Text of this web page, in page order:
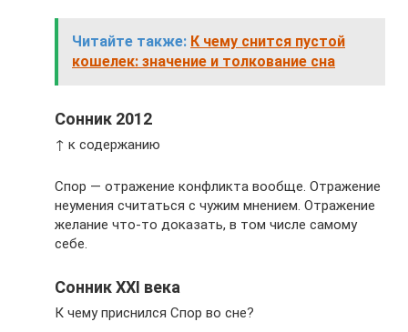
Читайте также: К чему снится пустой
кошелек: значение и толкование сна
Сонник 2012
↑ к содержанию
Спор — отражение конфликта вообще. Отражение
неумения считаться с чужим мнением. Отражение
желание что-то доказать, в том числе самому
себе.
Сонник XXI века
К чему приснился Спор во сне?